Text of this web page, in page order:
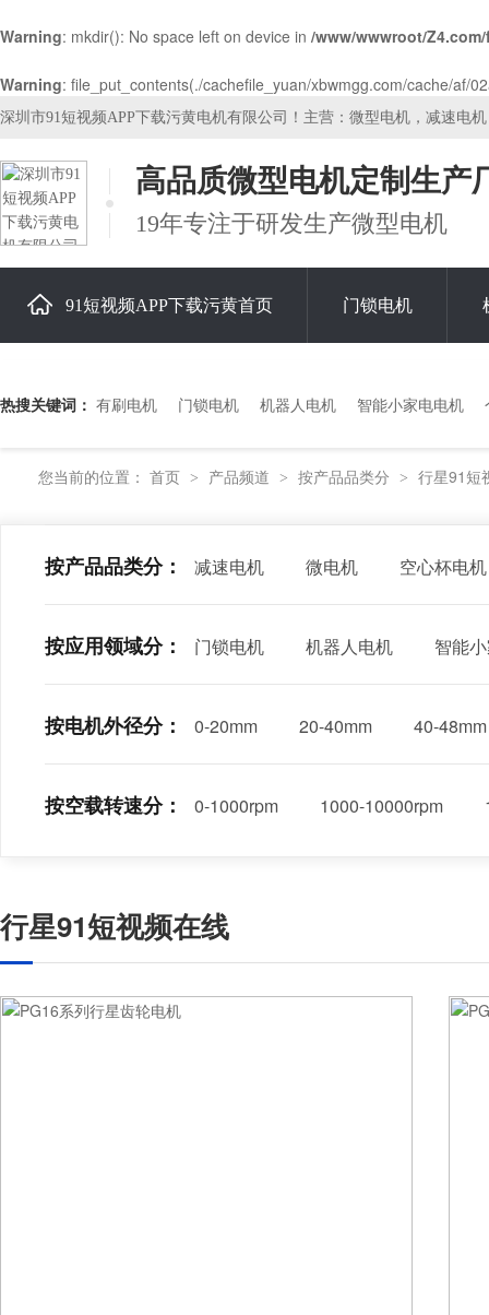
Warning: mkdir(): No space left on device in /www/wwwroot/
Warning: file_put_contents(./cachefile_yuan/xbwmgg.com/cache/af/
深圳市91短视频APP下载污黄电机有限公司！主营：微型电机，减速电
高品质微型电机定制生产
19年专注于研发生产微型电机
91短视频APP下载污黄首页 门锁电机
热搜关键词： 有刷电机 门锁电机 机器人电机 智能小家电电机
您当前的位置： 首页 > 产品频道 > 按产品品类分 > 行星91短
按产品品类分： 减速电机 微电机 空心杯电机
按应用领域分： 门锁电机 机器人电机 智能
按电机外径分： 0-20mm 20-40mm 40-48mm
按空载转速分： 0-1000rpm 1000-10000rpm
行星91短视频在线